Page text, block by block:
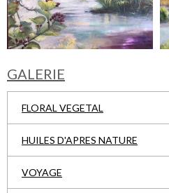
GALERIE
FLORAL VEGETAL
HUILES D'APRES NATURE
VOYAGE